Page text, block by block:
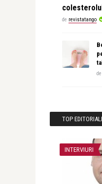
colesterolul
de revistatango
de
TOP
INTERVIURI